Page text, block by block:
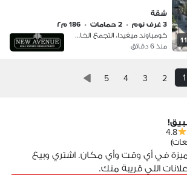
11
شقة
3 غرف نوم
• 2 حمامات • 186 م٢
كومباوند ميفيدا، التجمع الخامس
منذ 6 دقائق
1
2
3
4
5
4.8
في أي وقت وأي مكان. اشتري وبيع
اللي قريبة منك.